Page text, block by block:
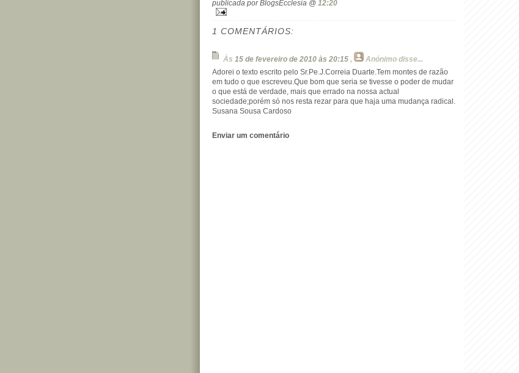
publicada por BlogsEcclesia @ 12:20
1 COMENTÁRIOS:
Às 15 de fevereiro de 2010 às 20:15 , Anónimo disse...
Adorei o texto escrito pelo Sr.Pe.J.Correia Duarte.Tem montes de razão
em tudo o que escreveu.Que bom que seria se tivesse o poder de mudar
o que está de verdade, mais que errado na nossa actual
sociedade;porém só nos resta rezar para que haja uma mudança radical.
Susana Sousa Cardoso
Enviar um comentário